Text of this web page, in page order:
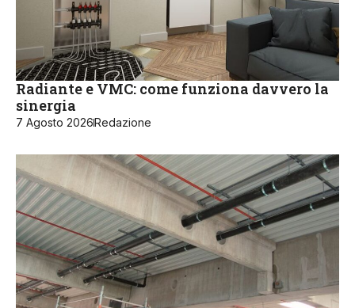
Radiante e VMC: come funziona davvero la
sinergia
7 Agosto 2026 Redazione